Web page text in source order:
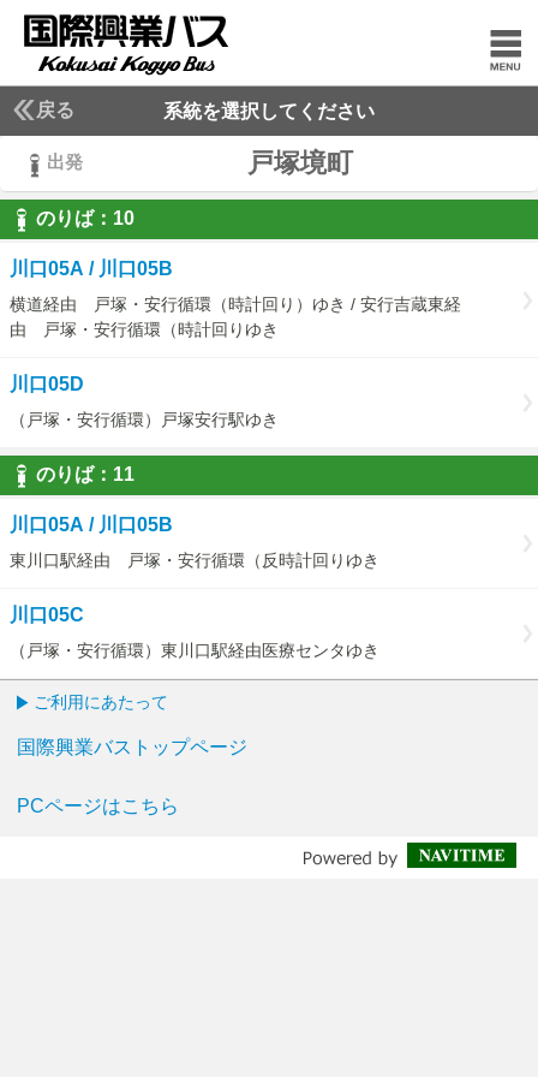
戻る 系統を選択してください
出発 戸塚境町
のりば： 10
10
川口05A / 川口05B
横道経由 戸塚・安行循環（時計回り）ゆき / 安行吉蔵東経
由 戸塚・安行循環（時計回りゆき
川口05D
（戸塚・安行循環）戸塚安行駅ゆき
のりば： 11
11
川口05A / 川口05B
東川口駅経由 戸塚・安行循環（反時計回りゆき
川口05C
（戸塚・安行循環）東川口駅経由医療センタゆき
ご利用にあたって
国際興業バストップページ
PCページはこちら